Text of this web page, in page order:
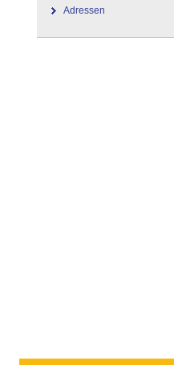
Adressen